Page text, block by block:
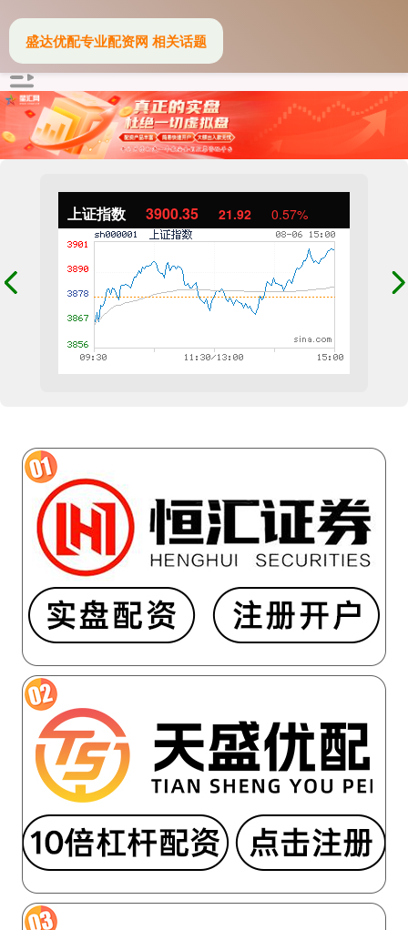
上证指数 3900.35 21.92 0.57%
盛达优配专业配资网 相关话题